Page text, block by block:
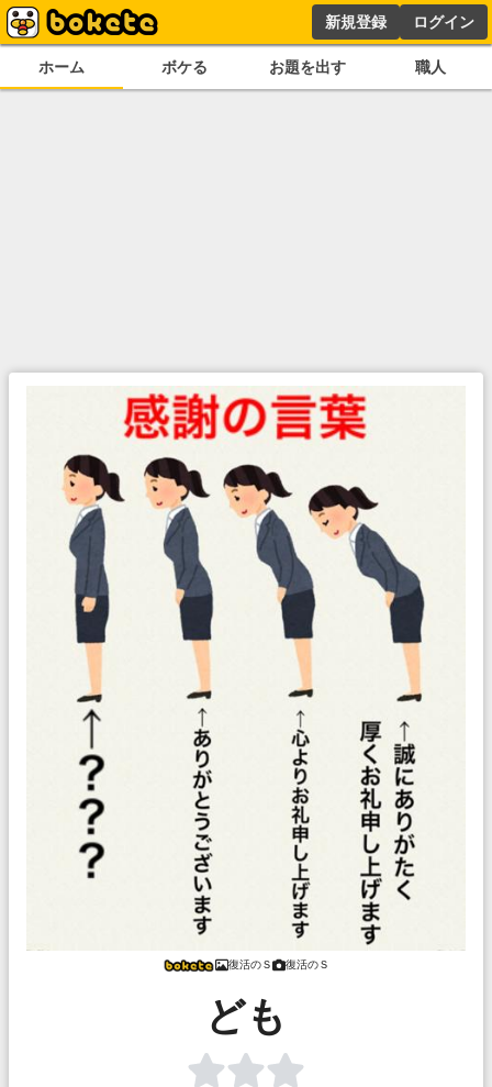
新規登録 ログイン
ホーム ボケる お題を出す 職人
復活のＳ 復活のＳ
ども